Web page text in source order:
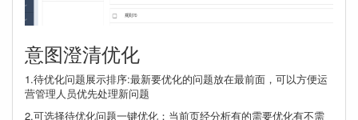
意图澄清优化
1.待优化问题展示排序:最新要优化的问题放在最前面，可以方便运
营管理人员优先处理新问题
2.可选择待优化问题一键优化：当前页经分析有的需要优化有不需